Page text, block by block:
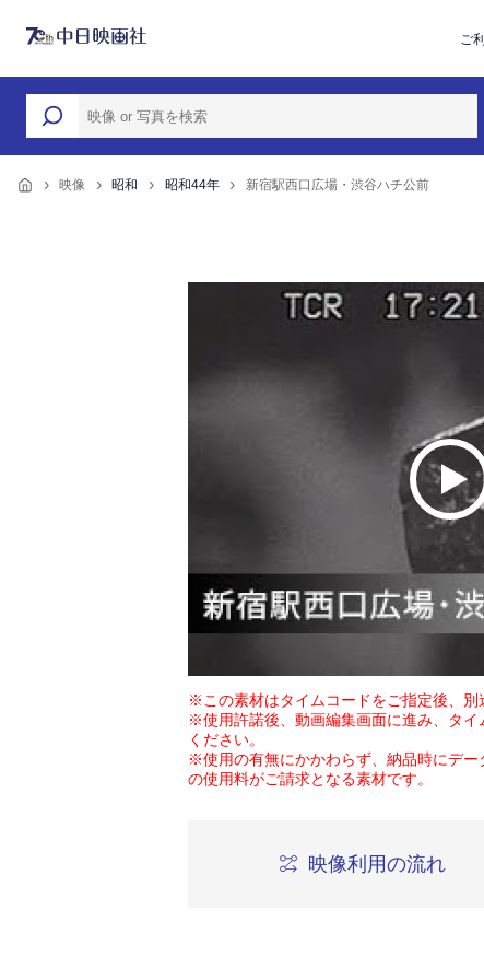
ご
映像 昭和 昭和44年 新宿駅西口広場・渋谷ハチ公前
※この素材はタイムコードをご指定後、別
※使用許諾後、動画編集画面に進み、タ
ください。
※使用の有無にかかわらず、納品時にデ
の使用料がご請求となる素材です。
映像利用の流れ